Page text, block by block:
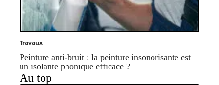
Travaux
Peinture anti-bruit : la peinture insonorisante est
un isolante phonique efficace ?
Au top